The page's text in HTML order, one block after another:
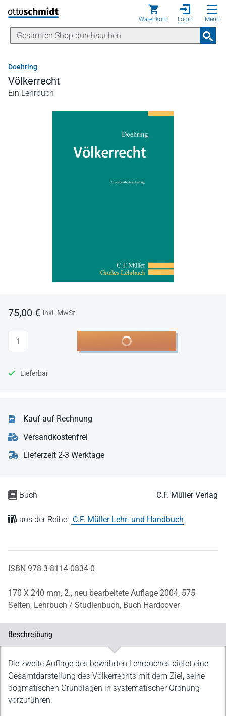
Direkt zum Inhalt
Warenkorb Login Menü
Doehring
Völkerrecht
Ein Lehrbuch
Buch C.F. Müller Verlag
aus der Reihe: C.F. Müller Lehr- und Handbuch
ISBN 978-3-8114-0834-0
170 X 240 mm, 2., neu bearbeitete Auflage 2004, 575
Seiten, Lehrbuch / Studienbuch, Buch Hardcover
75,00 € inkl. MwSt.
Anzahl In den Warenkorb
Lieferbar
Kauf auf Rechnung
Versandkostenfrei
Lieferzeit 2-3 Werktage
Beschreibung
Beschreibung
Die zweite Auflage des bewährten Lehrbuches bietet eine
Gesamtdarstellung des Völkerrechts mit dem Ziel, seine
dogmatischen Grundlagen in systematischer Ordnung
vorzuführen.